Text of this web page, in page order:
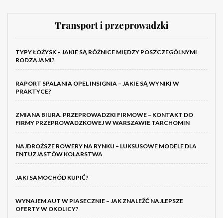
Transport i przeprowadzki
TYPY ŁOŻYSK – JAKIE SĄ RÓŻNICE MIĘDZY POSZCZEGÓLNYMI
RODZAJAMI?
RAPORT SPALANIA OPEL INSIGNIA – JAKIE SĄ WYNIKI W
PRAKTYCE?
ZMIANA BIURA. PRZEPROWADZKI FIRMOWE – KONTAKT DO
FIRMY PRZEPROWADZKOWEJ W WARSZAWIE TARCHOMIN
NAJDROŻSZE ROWERY NA RYNKU – LUKSUSOWE MODELE DLA
ENTUZJASTÓW KOLARSTWA
JAKI SAMOCHÓD KUPIĆ?
WYNAJEM AUT W PIASECZNIE – JAK ZNALEŹĆ NAJLEPSZE
OFERTY W OKOLICY?